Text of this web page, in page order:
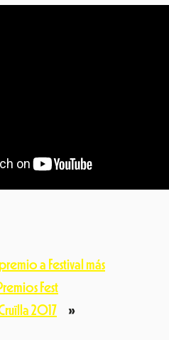
a Festival más
Fest
2017
»